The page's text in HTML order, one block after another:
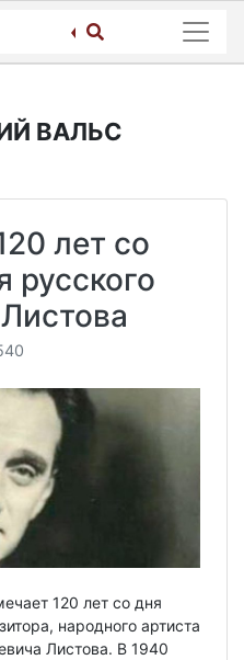
ВАЛЬС
лет со
русского
120 лет со дня
народного артиста
Листова. В 1940